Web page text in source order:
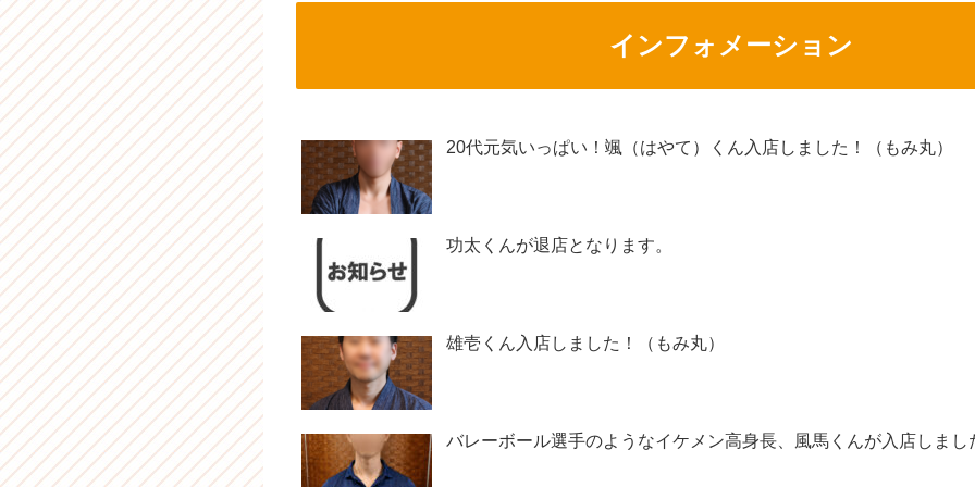
インフォメーション
20代元気いっぱい！颯（はやて）くん入店しました！（もみ丸）
功太くんが退店となります。
雄壱くん入店しました！（もみ丸）
バレーボール選手のようなイケメン高身長、風馬くんが入店しまし